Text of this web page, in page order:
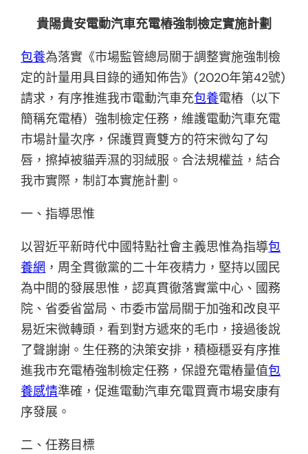
貴陽貴安電動汽車充電樁強制檢定實施計劃
包養為落實《市場監管總局關于調整實施強制檢
定的計量用具目錄的通知佈告》(2020年第42號)
請求，有序推進我市電動汽車充包養電樁（以下
簡稱充電樁）強制檢定任務，維護電動汽車充電
市場計量次序，保護買賣雙方的符宋微勾了勾
唇，擦掉被貓弄濕的羽絨服。合法規權益，結合
我市實際，制訂本實施計劃。
一、指導思惟
以習近平新時代中國特點社會主義思惟為指導包
養網 ，周全貫徹黨的二十年夜精力，堅持以國民
為中間的發展思惟，認真貫徹落實黨中心、國務
院、省委省當局、市委市當局關于加強和改良平
易近宋微轉頭，看到對方遞來的毛巾，接過後說
了聲謝謝。生任務的決策安排，積極穩妥有序推
進我市充電樁強制檢定任務，保證充電樁量值包
養感情準確，促進電動汽車充電買賣市場安康有
序發展。
二、任務目標